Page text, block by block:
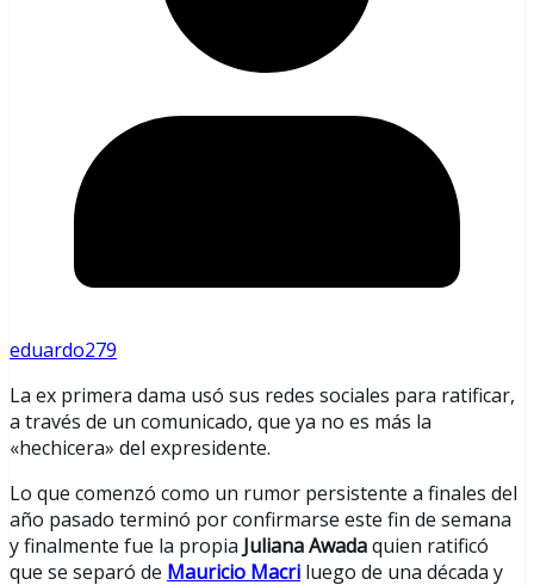
eduardo279
La ex primera dama usó sus redes sociales para ratificar,
a través de un comunicado, que ya no es más la
«hechicera» del expresidente.
Lo que comenzó como un rumor persistente a finales del
año pasado terminó por confirmarse este fin de semana
y finalmente fue la propia Juliana Awadaquien ratificó
que se separó de Mauricio Macri luego de una década y